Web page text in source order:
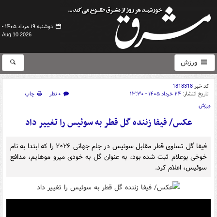
دوشنبه ۱۹ مرداد ۱۴۰۵ -
Aug 10 2026
ورزش
کد خبر1818318
تاریخ انتشار: ۲۴ خرداد ۱۴۰۵ - ۱۳:۳۰ ۰ نظر
چاپ
ورزش
عکس/ فیفا زننده گل قطر به سوئیس را تغییر داد
فیفا گل تساوی قطر مقابل سوئیس در جام جهانی ۲۰۲۶ را که ابتدا به نام
خوخی بوعلام ثبت شده بود، به عنوان گل به خودی میرو موهایم، مدافع
سوئیس، اعلام کرد.